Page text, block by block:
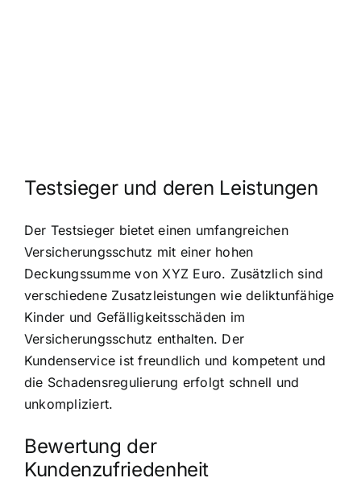
Testsieger und deren Leistungen
Der Testsieger bietet einen umfangreichen
Versicherungsschutz mit einer hohen
Deckungssumme von XYZ Euro. Zusätzlich sind
verschiedene Zusatzleistungen wie deliktunfähige
Kinder und Gefälligkeitsschäden im
Versicherungsschutz enthalten. Der
Kundenservice ist freundlich und kompetent und
die Schadensregulierung erfolgt schnell und
unkompliziert.
Bewertung der
Kundenzufriedenheit